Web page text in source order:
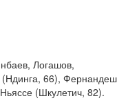
Логашов,
(Ндинга, 66), Фернандеш
(Шкулетич, 82).